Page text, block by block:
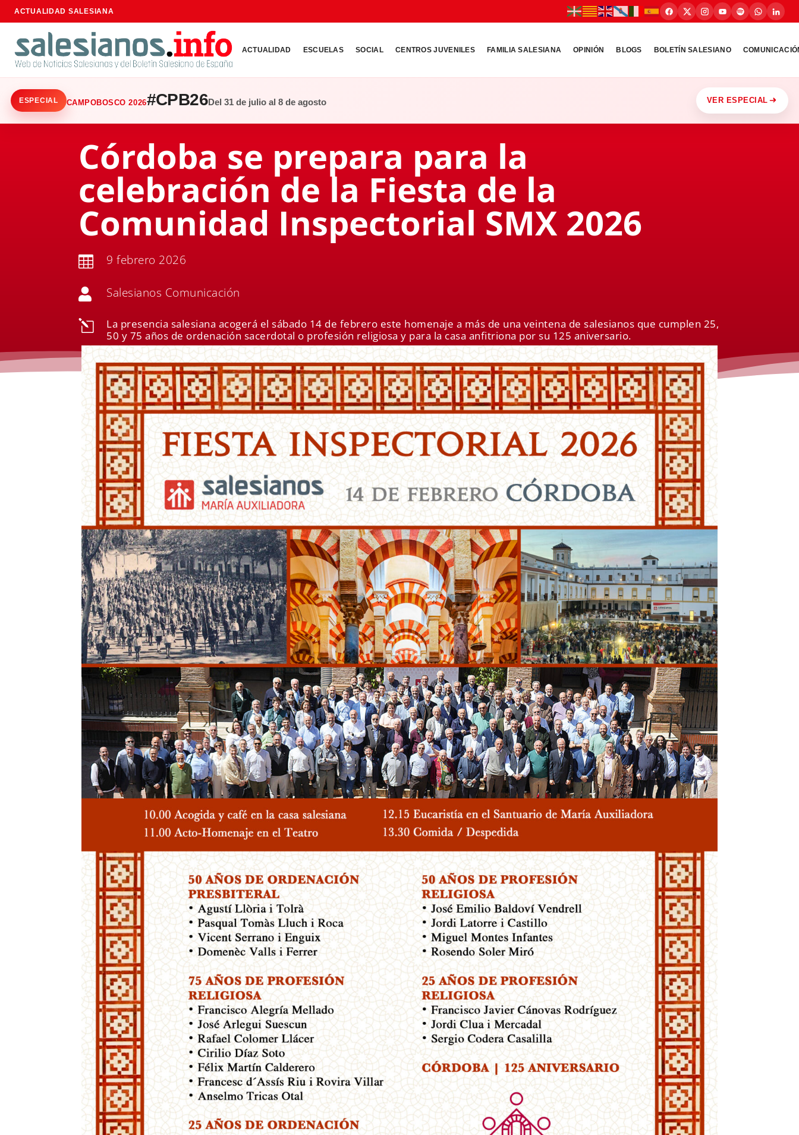
ACTUALIDAD SALESIANA
ACTUALIDAD ESCUELAS SOCIAL CENTROS JUVENILES FAMILIA SALESIANA OPINIÓN BLOGS BOLETÍN SALESIANO
ESPECIAL CAMPOBOSCO 2026#CPB26Del 31 de julio al 8 de agosto VER ESPECIAL
Córdoba se prepara para la
celebración de la Fiesta de la
Comunidad Inspectorial SMX 2026
 9 febrero 2026
 Salesianos Comunicación
l
La presencia salesiana acogerá el sábado 14 de febrero este homenaje a más de una veintena de salesianos que cumplen 25,
50 y 75 años de ordenación sacerdotal o profesión religiosa y para la casa anfitriona por su 125 aniversario.